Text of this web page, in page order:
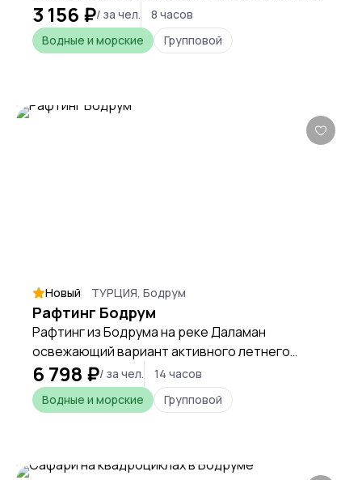
впечатления и даже привнесут в размеренный
отдых нотку экстрима в Турции.
3 156 ₽/ за чел.
8 часов
Водные и морские
Групповой
Новый ТУРЦИЯ, Бодрум
Рафтинг Бодрум
Рафтинг из Бодрума на реке Даламан
освежающий вариант активного летнего
отдыха для любителей нестандартных
развлечений, которые способны подарить
неподдельные эмоции каждому гостю
6 798 ₽/ за чел.
14 часов
Водные и морские
Групповой